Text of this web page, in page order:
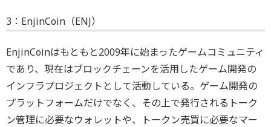
3：EnjinCoin（ENJ）
EnjinCoinはもともと2009年に始まったゲームコミュニティ
であり、現在はブロックチェーンを活用したゲーム開発の
インフラプロジェクトとして活動している。ゲーム開発の
プラットフォームだけでなく、その上で発行されるトーク
ン管理に必要なウォレットや、トークン売買に必要なマー